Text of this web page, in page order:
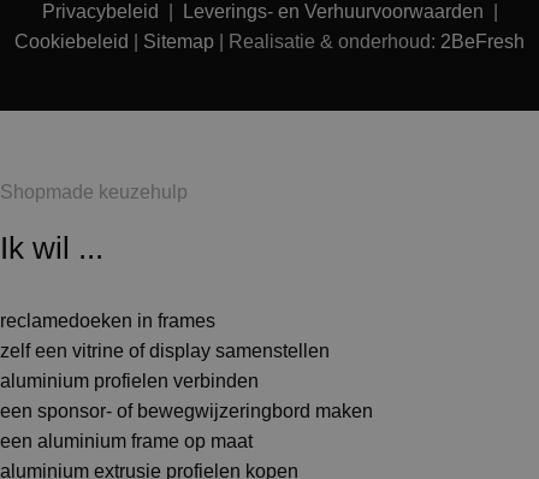
Privacybeleid
Leverings- en Verhuurvoorwaarden
Cookiebeleid
Sitemap | Realisatie & onderhoud: 2BeFresh
Shopmade keuzehulp
Ik wil ...
reclamedoeken in frames
zelf een vitrine of display samenstellen
aluminium profielen verbinden
een sponsor- of bewegwijzeringbord maken
een aluminium frame op maat
aluminium extrusie profielen kopen